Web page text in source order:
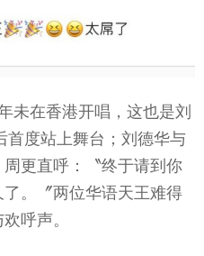
未在香港开唱，这也是刘
首度站上舞台；刘德华与
更直呼：〝终于请到你
。〞两位华语天王难得
呼声。